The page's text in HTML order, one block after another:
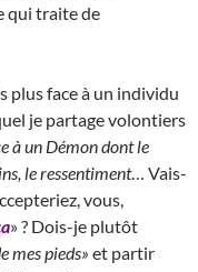
qui traite de
plus face à un individu
je partage volontiers
à un Démon dont le
le ressentiment… Vais-
vous,
» ? Dois-je plutôt
mes pieds» et partir